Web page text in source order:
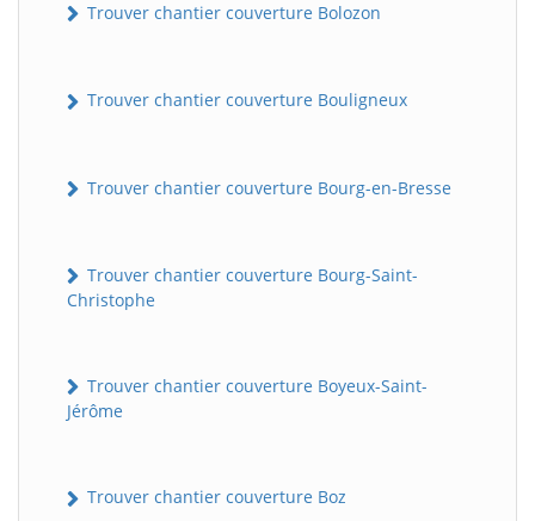
Trouver chantier couverture Bolozon
Trouver chantier couverture Bouligneux
Trouver chantier couverture Bourg-en-Bresse
Trouver chantier couverture Bourg-Saint-
Christophe
Trouver chantier couverture Boyeux-Saint-
Jérôme
Trouver chantier couverture Boz